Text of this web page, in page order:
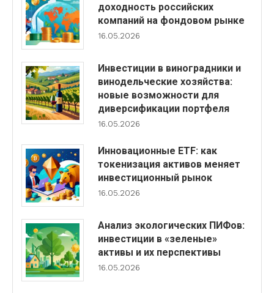
доходность российских
компаний на фондовом рынке
16.05.2026
Инвестиции в виноградники и
винодельческие хозяйства:
новые возможности для
диверсификации портфеля
16.05.2026
Инновационные ETF: как
токенизация активов меняет
инвестиционный рынок
16.05.2026
Анализ экологических ПИФов:
инвестиции в «зеленые»
активы и их перспективы
16.05.2026